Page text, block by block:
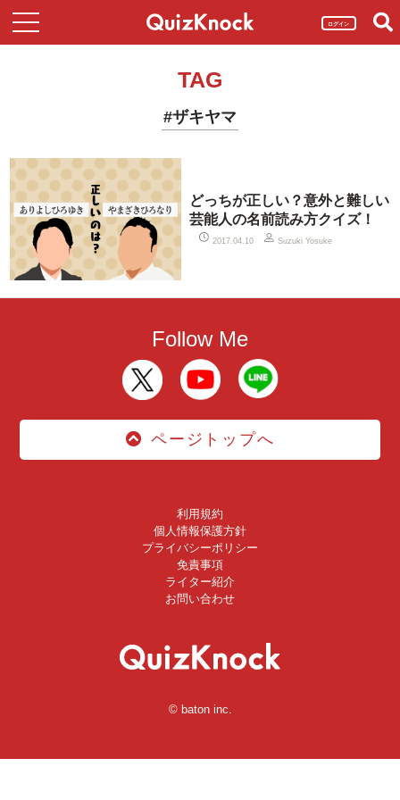
ログイン
TAG
#ザキヤマ
どっちが正しい？意外と難しい
芸能人の名前読み方クイズ！
2017.04.10 Suzuki Yosuke
Follow Me
ページトップへ
利用規約
個人情報保護方針
プライバシーポリシー
免責事項
ライター紹介
お問い合わせ
© baton inc.